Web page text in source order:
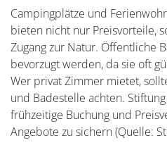
Campingplätze und
bieten nicht nur Preisvorteile,
Zugang zur Natur. Öffentliche
bevorzugt werden, da sie oft
Wer privat Zimmer mietet,
und Badestelle achten.
frühzeitige Buchung und
Angebote zu sichern (Quelle: